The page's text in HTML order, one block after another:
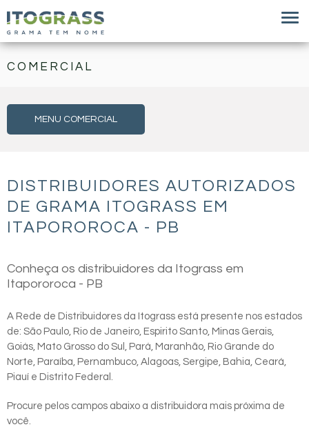
COMERCIAL
MENU COMERCIAL
DISTRIBUIDORES AUTORIZADOS
DE GRAMA ITOGRASS EM
ITAPOROROCA - PB
Conheça os distribuidores da Itograss em
Itapororoca - PB
A Rede de Distribuidores da Itograss está presente nos estados
de: São Paulo, Rio de Janeiro, Espirito Santo, Minas Gerais,
Goiás, Mato Grosso do Sul, Pará, Maranhão, Rio Grande do
Norte, Paraíba, Pernambuco, Alagoas, Sergipe, Bahia, Ceará,
Piauí e Distrito Federal.
Procure pelos campos abaixo a distribuidora mais próxima de
você.